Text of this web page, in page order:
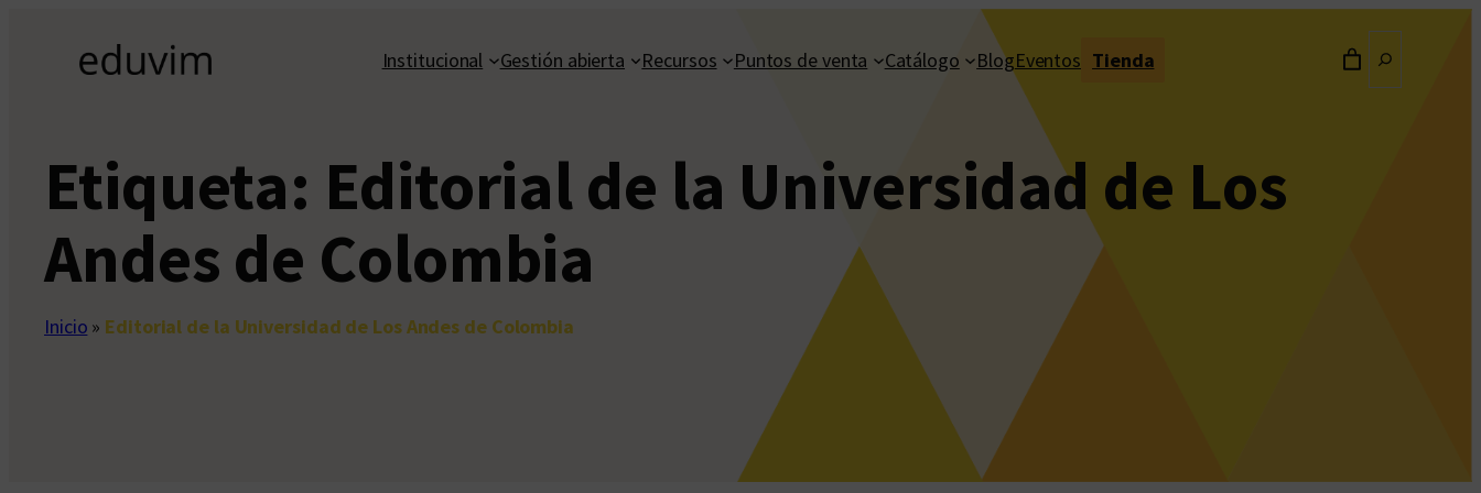
contenido
Institucional Gestión abierta Recursos Puntos de venta Catálogo BlogEventos Tienda
Etiqueta: Editorial de la Universidad de Los
Andes de Colombia
Inicio » Editorial de la Universidad de Los Andes de Colombia